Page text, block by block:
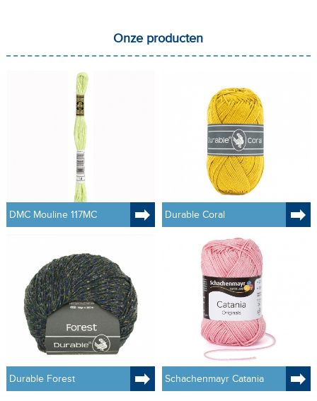
Onze producten
DMC Mouline 117MC Durable Coral
Durable Forest Schachenmayr Catania